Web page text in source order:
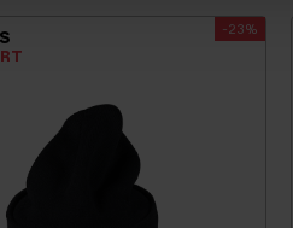
-23%